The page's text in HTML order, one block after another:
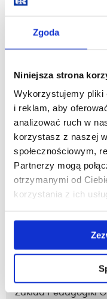
Zgoda
Niniejsza strona
Wykorzystujemy pliki
i reklam, aby
analizować ruch w
korzystasz z naszej
społecznościowym,
Partnerzy mogą
otrzymanymi od
korzystania z ich
Katedra Pedagogiki
zobacz więcej
Zakład Dydaktyki
zobacz więcej
zobacz więcej
Zakład Pedagogiki